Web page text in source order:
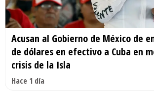
Acusan al Gobierno de México de
de dólares en efectivo a Cuba en
crisis de la Isla
Hace 1 día